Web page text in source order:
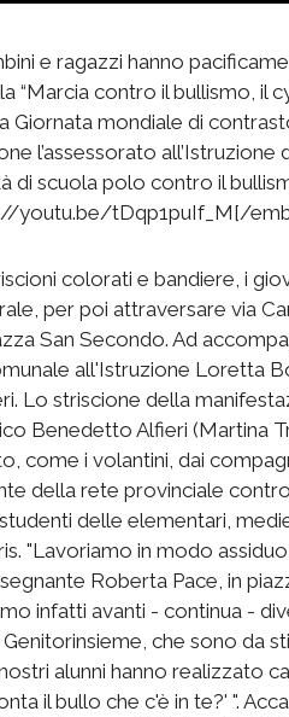
e ragazzi hanno
“Marcia contro il bullismo, il
Giornata mondiale di
l’assessorato
di scuola polo contro il
youtu.be/tDqp1puIf_M[/
colorati e bandiere, i
per poi attraversare via
San Secondo. Ad
all'Istruzione Loretta
Lo striscione della
Benedetto Alfieri (Martina
come i volantini, dai
della rete provinciale
delle elementari,
"Lavoriamo in modo
Roberta Pace, in
infatti avanti - continua -
che sono da
alunni hanno realizzato
il bullo che c'è in te?' ".